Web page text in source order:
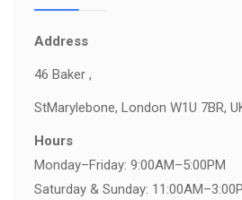
Address
46 Baker ,
StMarylebone, London W1U 7BR,
Hours
Monday–Friday: 9:00AM–5:00PM
Saturday & Sunday: